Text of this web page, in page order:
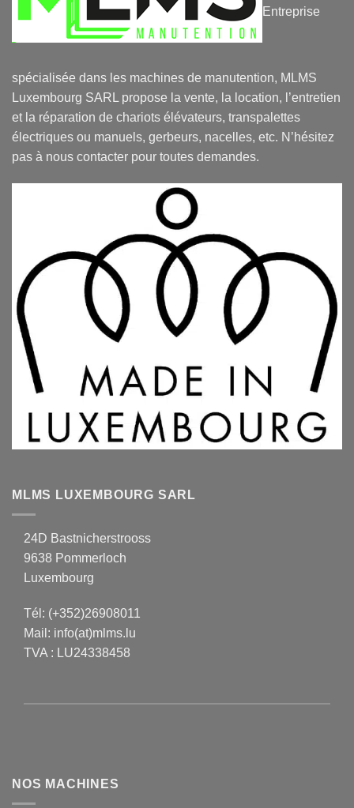
Entreprise
spécialisée dans les machines de manutention, MLMS
Luxembourg SARL propose la vente, la location, l’entretien
et la réparation de chariots élévateurs, transpalettes
électriques ou manuels, gerbeurs, nacelles, etc. N’hésitez
pas à nous contacter pour toutes demandes.
MLMS LUXEMBOURG SARL
24D Bastnicherstrooss
9638 Pommerloch
Luxembourg
Tél: (+352)26908011
Mail: info(at)mlms.lu
TVA : LU24338458
NOS MACHINES